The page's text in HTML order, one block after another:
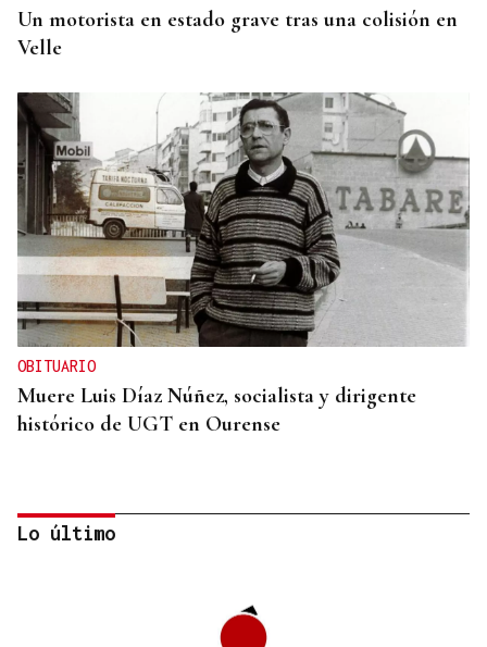
Un motorista en estado grave tras una colisión en
Velle
OBITUARIO
Muere Luis Díaz Núñez, socialista y dirigente
histórico de UGT en Ourense
Lo último